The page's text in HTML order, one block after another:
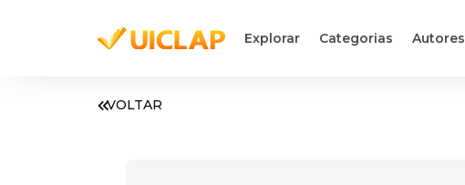
Explorar Categorias Autores
VOLTAR